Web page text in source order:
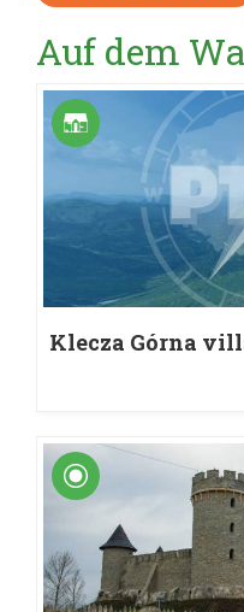
Auf dem
Klecza Górna